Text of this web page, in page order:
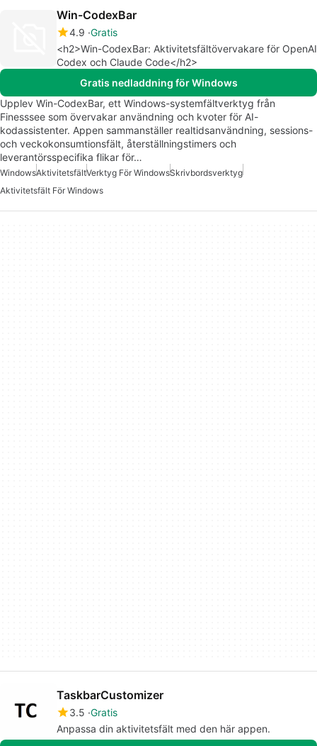
Win-CodexBar
4.9 Gratis
<h2>Win-CodexBar: Aktivitetsfältövervakare för OpenAI
Codex och Claude Code</h2>
Gratis nedladdning för Windows
Upplev Win-CodexBar, ett Windows-systemfältverktyg från
Finesssee som övervakar användning och kvoter för AI-
kodassistenter. Appen sammanställer realtidsanvändning, sessions-
och veckokonsumtionsfält, återställningstimers och
leverantörsspecifika flikar för…
WindowsAktivitetsfältVerktyg För WindowsSkrivbordsverktyg
Aktivitetsfält För Windows
TaskbarCustomizer
3.5 Gratis
Anpassa din aktivitetsfält med den här appen.